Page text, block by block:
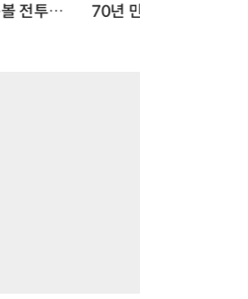
70년 만에 돌아온 시베리아호랑이…카자흐스탄 야생에 풀렸다